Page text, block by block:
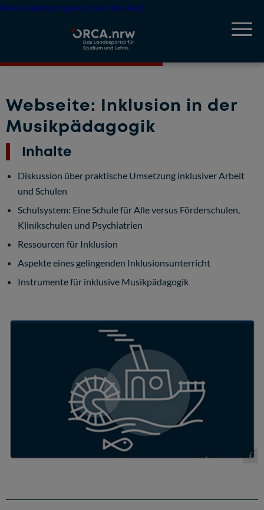
Menü überspringen (Enter drücken)
Webseite: Inklusion in der
Musikpädagogik
Inhalte
Diskussion über praktische Umsetzung inklusiver Arbeit
und Schulen
Schulsystem: Eine Schule für Alle versus Förderschulen,
Klinikschulen und Psychiatrien
Ressourcen für Inklusion
Aspekte eines gelingenden Inklusionsunterricht
Instrumente für inklusive Musikpädagogik
legacy.hoou.de/projects/inklusion-in-der-musikpadagogik/preview